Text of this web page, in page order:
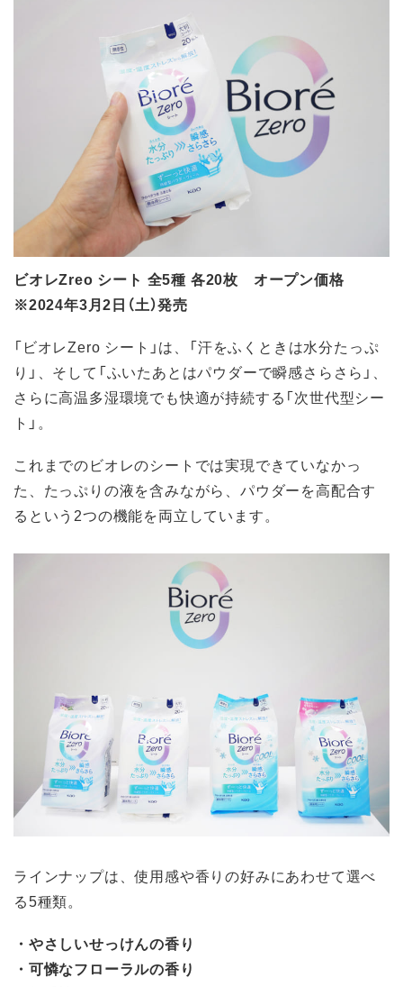
ビオレZreo シート 全5種 各20枚 オープン価格
※2024年3月2日（土）発売
「ビオレZero シート」は、「汗をふくときは水分たっぷ
り」、そして「ふいたあとはパウダーで瞬感さらさら」、
さらに高温多湿環境でも快適が持続する「次世代型シー
ト」。
これまでのビオレのシートでは実現できていなかっ
た、たっぷりの液を含みながら、パウダーを高配合す
るという2つの機能を両立しています。
ラインナップは、使用感や香りの好みにあわせて選べ
る5種類。
・やさしいせっけんの香り
・可憐なフローラルの香り